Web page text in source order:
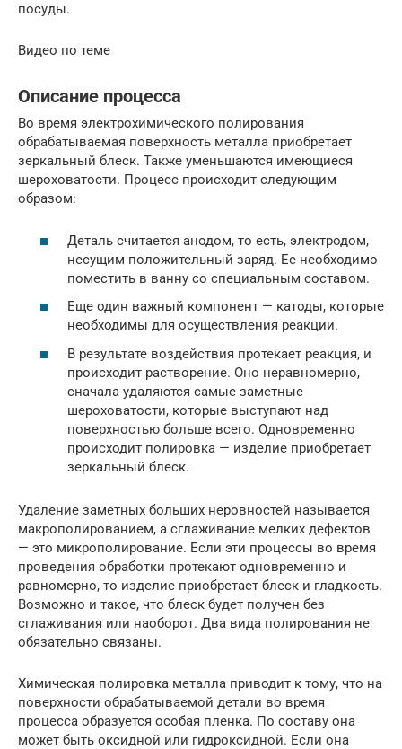
посуды.
Видео по теме
Описание процесса
Во время электрохимического полирования
обрабатываемая поверхность металла приобретает
зеркальный блеск. Также уменьшаются имеющиеся
шероховатости. Процесс происходит следующим
образом:
Деталь считается анодом, то есть, электродом,
несущим положительный заряд. Ее необходимо
поместить в ванну со специальным составом.
Еще один важный компонент — катоды, которые
необходимы для осуществления реакции.
В результате воздействия протекает реакция, и
происходит растворение. Оно неравномерно,
сначала удаляются самые заметные
шероховатости, которые выступают над
поверхностью больше всего. Одновременно
происходит полировка — изделие приобретает
зеркальный блеск.
Удаление заметных больших неровностей называется
макрополированием, а сглаживание мелких дефектов
— это микрополирование. Если эти процессы во время
проведения обработки протекают одновременно и
равномерно, то изделие приобретает блеск и гладкость.
Возможно и такое, что блеск будет получен без
сглаживания или наоборот. Два вида полирования не
обязательно связаны.
Химическая полировка металла приводит к тому, что на
поверхности обрабатываемой детали во время
процесса образуется особая пленка. По составу она
может быть оксидной или гидроксидной. Если она